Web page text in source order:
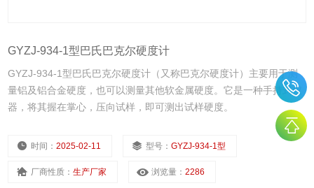
GYZJ-934-1型巴氏巴克尔硬度计
GYZJ-934-1型巴氏巴克尔硬度计（又称巴克尔硬度计）主要用于测
量铝及铝合金硬度，也可以测量其他软金属硬度。它是一种手持式仪
器，将其握在掌心，压向试样，即可测出试样硬度。
时间：2025-02-11 型号：GYZJ-934-1型
厂商性质：生产厂家 浏览量：2286